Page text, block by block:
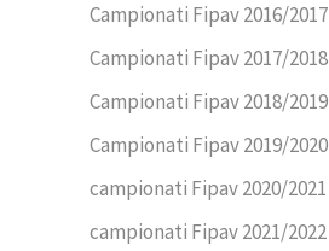
Campionati Fipav 2016/2017
Campionati Fipav 2017/2018
Campionati Fipav 2018/2019
Campionati Fipav 2019/2020
campionati Fipav 2020/2021
campionati Fipav 2021/2022